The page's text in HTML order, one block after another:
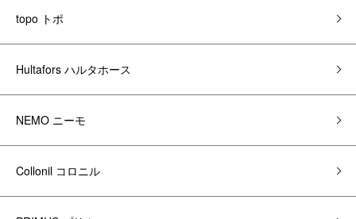
topo トポ
Hultafors ハルタホース
NEMO ニーモ
Collonil コロニル